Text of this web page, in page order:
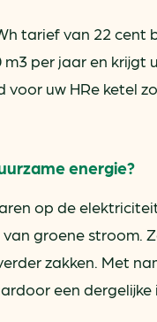
tarief van 22 cent
per jaar en krijgt
uw HRe ketel
energie?
op de
groene stroom.
zakken. Met
een